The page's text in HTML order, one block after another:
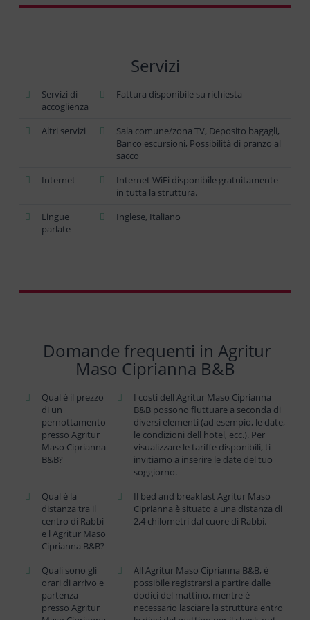
Servizi
Servizi di
accoglienza
Fattura disponibile su richiesta
Altri servizi
Sala comune/zona TV, Deposito bagagli,
Banco escursioni, Possibilità di pranzo al
sacco
Internet
Internet WiFi disponibile gratuitamente
in tutta la struttura.
Lingue
parlate
Inglese, Italiano
Domande frequenti in Agritur
Maso Ciprianna B&B
Qual è il prezzo
di un
pernottamento
presso Agritur
Maso Ciprianna
B&B?
I costi dell Agritur Maso Ciprianna
B&B possono fluttuare a seconda di
diversi elementi (ad esempio, le date,
le condizioni dell hotel, ecc.). Per
visualizzare le tariffe disponibili, ti
invitiamo a inserire le date del tuo
soggiorno.
Qual è la
distanza tra il
centro di Rabbi
e l Agritur Maso
Ciprianna B&B?
Il bed and breakfast Agritur Maso
Ciprianna è situato a una distanza di
2,4 chilometri dal cuore di Rabbi.
Quali sono gli
orari di arrivo e
partenza
presso Agritur
All Agritur Maso Ciprianna B&B, è
possibile registrarsi a partire dalle
dodici del mattino, mentre è
necessario lasciare la struttura entro